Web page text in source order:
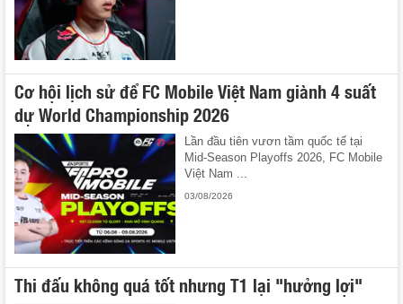
Cơ hội lịch sử để FC Mobile Việt Nam giành 4 suất
dự World Championship 2026
Lần đầu tiên vươn tầm quốc tế tại
Mid-Season Playoffs 2026, FC Mobile
Việt Nam ...
03/08/2026
Thi đấu không quá tốt nhưng T1 lại "hưởng lợi"